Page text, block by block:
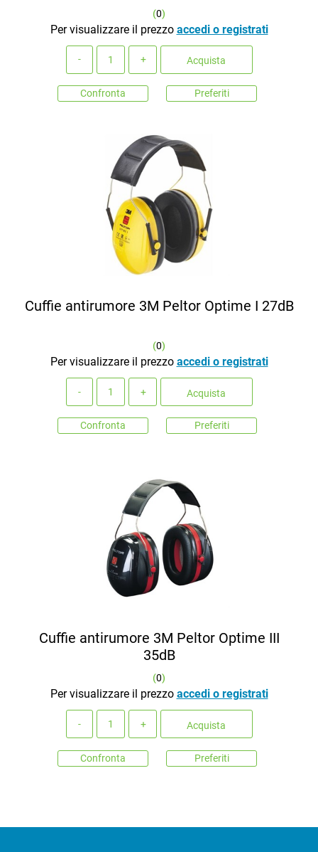
(0)
Per visualizzare il prezzo accedi o registrati
Acquista
Confronta Preferiti
Cuffie antirumore 3M Peltor Optime I 27dB
(0)
Per visualizzare il prezzo accedi o registrati
Acquista
Confronta Preferiti
Cuffie antirumore 3M Peltor Optime III
35dB
(0)
Per visualizzare il prezzo accedi o registrati
Acquista
Confronta Preferiti